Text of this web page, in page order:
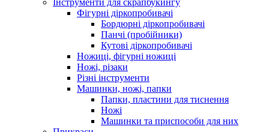
Фігурні діркопробивачі
Бордюрні діркопробивачі
Панчі (пробійники)
Кутові діркопробивачі
Ножиці, фігурні ножиці
Ножі, різаки
Різні інструменти
Машинки, ножі, папки
Папки, пластини для тиснення
Ножі
Машинки та приспособи для них